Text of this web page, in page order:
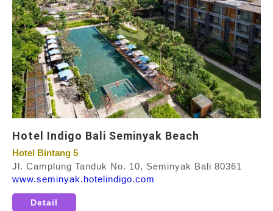
Hotel Indigo Bali Seminyak Beach
Hotel Bintang 5
Jl. Camplung Tanduk No. 10, Seminyak Bali 80361
www.seminyak.hotelindigo.com
Detail